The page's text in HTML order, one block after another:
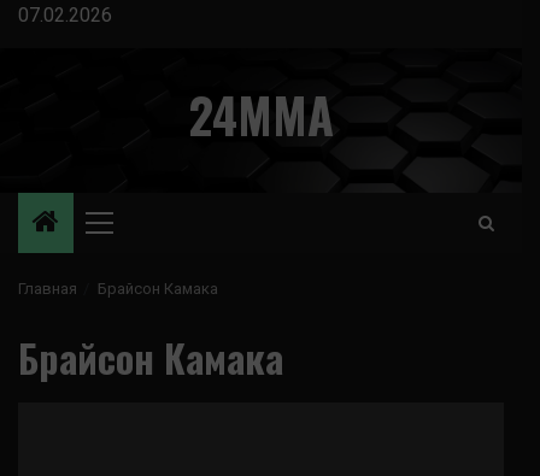
Перейти
07.02.2026
24MMA
Основное
Главная Брайсон Камака
Брайсон Камака